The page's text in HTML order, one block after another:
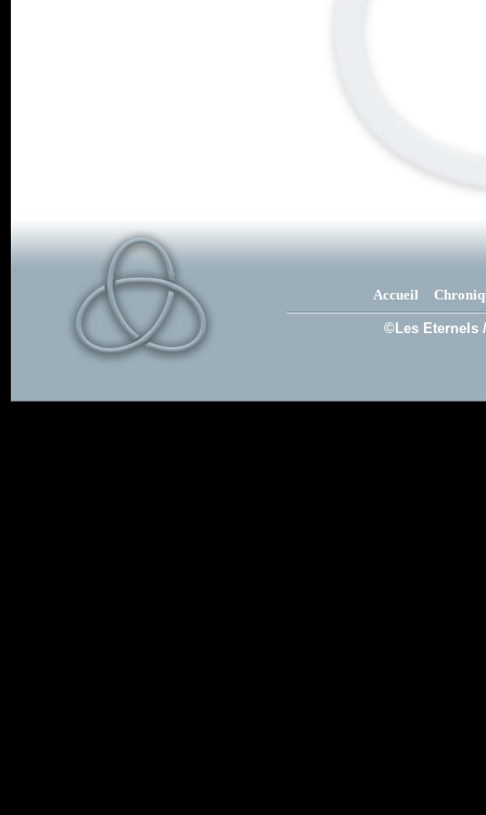
Accueil
©Les Eternels